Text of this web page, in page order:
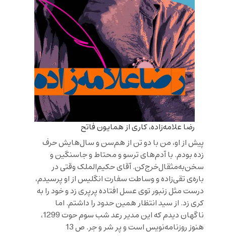
رضا علامه‌زاده، کاری از همایون فاتح
پیش از او، من با دو تن از هم‌سن و سال‌هایش حرف
زده بودم. با آدم‌های ترسو و محتاط و جاسنگین و
سخن‌به‌مثقال‌خرج‌کن. آقای حکیم‌الملک وقتی در
باره‌ی تقی‌زاده و وساطت سفارت انگلیس از او پرسیدم،
درست مثل زنبور توی عسل افتاده پرپری زد و خود را به
کری زد. از سید انتظار همین حدود را داشتم. اما
ناگهان دیدم که این مدیر رعد شب سوم حوت 1299،
هنوز روزنامه‌نویس است و پر شر و جر. ص 13